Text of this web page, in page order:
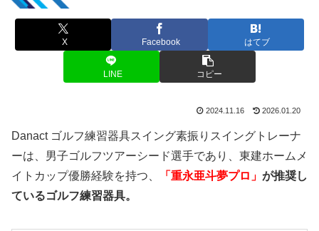
X Facebook はてブ
LINE コピー
2024.11.16 2026.01.20
Danact ゴルフ練習器具スイング素振りスイングトレーナ
ーは、男子ゴルフツアーシード選手であり、東建ホームメ
イトカップ優勝経験を持つ、
「重永亜斗夢プロ」 が推奨し
ているゴルフ練習器具。